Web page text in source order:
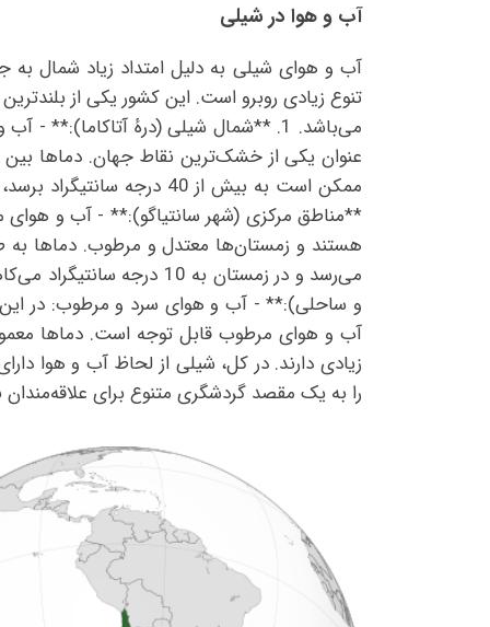
آب و هوا در شیلی
آب و هوای شیلی به دلیل امتداد زیاد شمال
تنوع زیادی روبرو است. این کشور یکی از
می‌باشد. 1. **شمال شیلی (درهٔ
عنوان یکی از خشک‌ترین نقاط جهان. دماها
**مناطق مرکزی (شهر سانتیاگو):** - آب و هوای
و ساحلی):** - آب و هوای سرد و مرطوب: در این
آب و هوای مرطوب قابل توجه است. دماها
زیادی دارند. در کل، شیلی از لحاظ آب و هوا
را به یک مقصد گردشگری متنوع برای